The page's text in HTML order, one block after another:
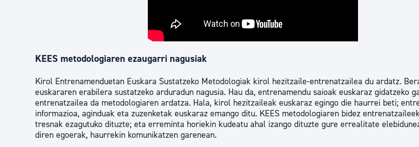
KEES metodologiaren ezaugarri nagusiak
Kirol Entrenamenduetan Euskara Sustatzeko Metodologiak kirol hezitzaile-entrenatzailea du ardatz.
euskararen erabilera sustatzeko arduradun nagusia. Hau da, entrenamendu saioak euskaraz gidatzeko
entrenatzailea da metodologiaren ardatza. Hala, kirol hezitzaileak euskaraz egingo die haurrei beti;
informazioa, aginduak eta zuzenketak euskaraz emango ditu. KEES metodologiaren bidez
tresnak ezagutuko dituzte; eta erreminta horiekin kudeatu ahal izango dituzte gure errealitate
diren egoerak, haurrekin komunikatzen garenean.